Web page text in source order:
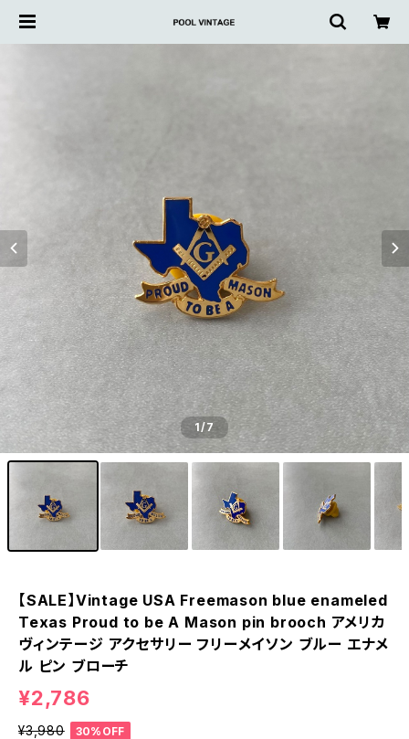
1/7
【SALE】Vintage USA Freemason blue enameled
Texas Proud to be A Mason pin brooch アメリカ
ヴィンテージ アクセサリー フリーメイソン ブルー エナメ
ル ピン ブローチ
¥2,786
¥3,980
30%OFF